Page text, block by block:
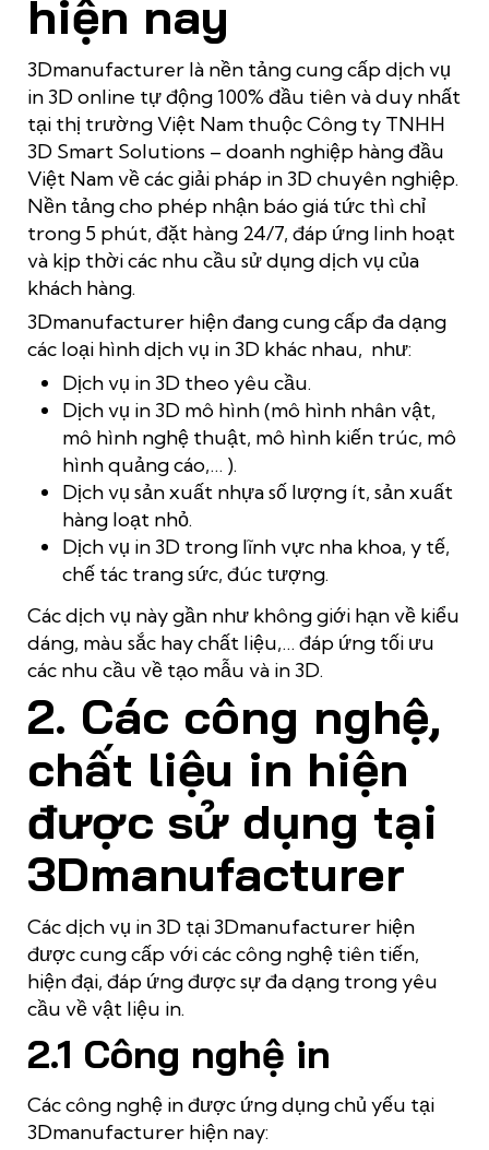
hiện nay
3Dmanufacturer là nền tảng cung cấp dịch vụ
in 3D online tự động 100% đầu tiên và duy nhất
tại thị trường Việt Nam thuộcCông ty TNHH
3D Smart Solutions – doanh nghiệp hàng đầu
Việt Nam về các giải pháp in 3D chuyên nghiệp.
Nền tảng cho phép nhận báo giá tức thì chỉ
trong 5 phút, đặt hàng 24/7, đáp ứng linh hoạt
và kịp thời các nhu cầu sử dụng dịch vụ của
khách hàng.
3Dmanufacturer hiện đang cung cấp đa dạng
các loại hình dịch vụ in 3D khác nhau, như:
Dịch vụ in 3D theo yêu cầu.
Dịch vụ in 3D mô hình (mô hình nhân vật,
mô hình nghệ thuật, mô hình kiến trúc, mô
hình quảng cáo,… ).
Dịch vụ sản xuất nhựa số lượng ít, sản xuất
hàng loạt nhỏ.
Dịch vụ in 3D trong lĩnh vực nha khoa, y tế,
chế tác trang sức, đúc tượng.
Các dịch vụ này gần như không giới hạn về kiểu
dáng, màu sắc hay chất liệu,… đáp ứng tối ưu
các nhu cầu về tạo mẫu và in 3D.
2. Các công nghệ,
chất liệu in hiện
được sử dụng tại
3Dmanufacturer
Các dịch vụ in 3D tại 3Dmanufacturer hiện
được cung cấp với các công nghệ tiên tiến,
hiện đại, đáp ứng được sự đa dạng trong yêu
cầu về vật liệu in.
2.1 Công nghệ in
Các công nghệ in được ứng dụng chủ yếu tại
3Dmanufacturer hiện nay: